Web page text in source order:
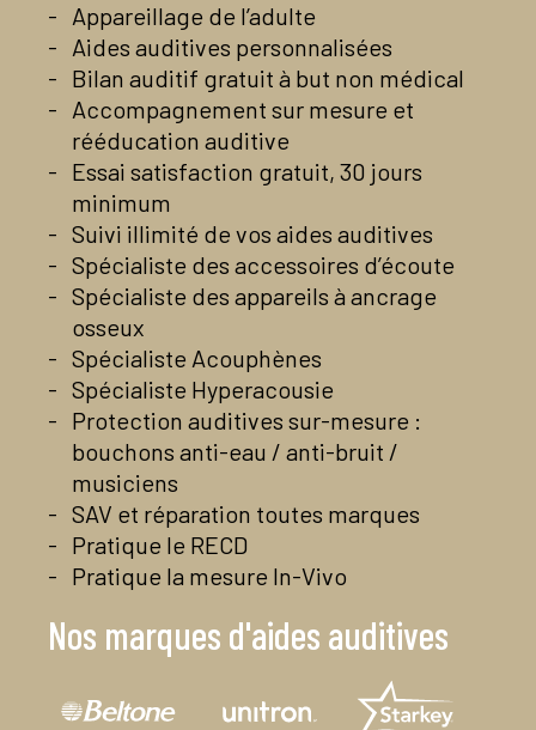
49112 Pellouailles-les-Vignes – Verrières-en-Anjou
lundi
Fermé
mardi
09:00-12:30
14:00-18:00
mercredi
Fermé
jeudi
09:00-12:30
vendredi
Fermé
samedi
Fermé
dimanche
02 41 18 20 36
Contactez-nous par mail
Voir la page Facebook du centre
En savoir plus
Appareillage de l’adulte
Aides auditives personnalisées
Bilan auditif gratuit à but non médical
Accompagnement sur mesure et
rééducation auditive
Essai satisfaction gratuit, 30 jours
minimum
Suivi illimité de vos aides auditives
Spécialiste des accessoires d’écoute
Spécialiste des appareils à ancrage
osseux
Spécialiste Acouphènes
Spécialiste Hyperacousie
Protection auditives sur-mesure :
bouchons anti-eau / anti-bruit /
musiciens
SAV et réparation toutes marques
Pratique le RECD
Pratique la mesure In-Vivo
Nos marques d'aides auditives